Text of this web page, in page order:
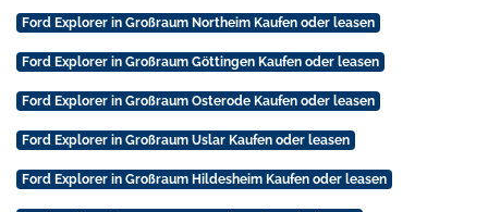
Ford Explorer in Großraum Northeim Kaufen oder leasen
Ford Explorer in Großraum Göttingen Kaufen oder leasen
Ford Explorer in Großraum Osterode Kaufen oder leasen
Ford Explorer in Großraum Uslar Kaufen oder leasen
Ford Explorer in Großraum Hildesheim Kaufen oder leasen